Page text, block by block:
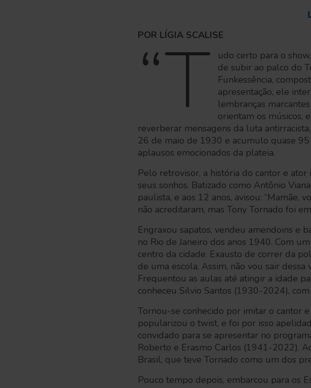
POR LÍGIA SCALISE
“T
udo certo para o
de subir ao palco do
Funkessência,
apresentação, ele
lembranças
orientam os músicos,
reverberar mensagens da luta
26 de maio de 1930 e acumulo quase 95
aplausos emocionados da plateia.
Pelo retrovisor, a história do cantor e
seus sonhos. Batizado como Antônio
paulista, e aos 12 anos, avisou: “Mamãe,
não acreditaram, mas Tony Tornado foi
Engraxou sapatos, vendeu amendoins e
no Rio de Janeiro dos anos 1940. Com
centro da cidade. Exausto de correr da
de uma escola. Assim, não vou sair
Frequentou as aulas até atingir a idade
conheceu Silvio Santos (1930-2024),
Tornou-se conhecido por imitar o cantor
popularizou o twist, e foi por isso
convidado para se apresentar no
Roberto e Erasmo Carlos (1941-2022).
Brasil, que teve Tornado como um dos
Pouco tempo depois, embarcou para os